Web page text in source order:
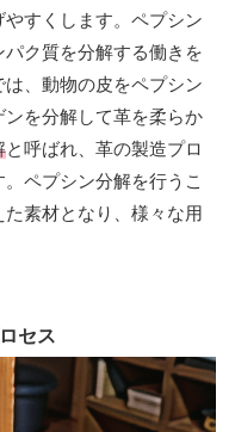
すくします。ペプシン
ク質を分解する働きを
、動物の皮をペプシン
を分解して革を柔らか
と呼ばれ、革の製造プロ
ペプシン分解を行うこ
素材となり、様々な用
セス